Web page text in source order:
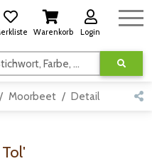
Warenkorb Login
Suchen nach Kategorie, Name, Stichwort, Farbe, usw.
Moorbeet Detail